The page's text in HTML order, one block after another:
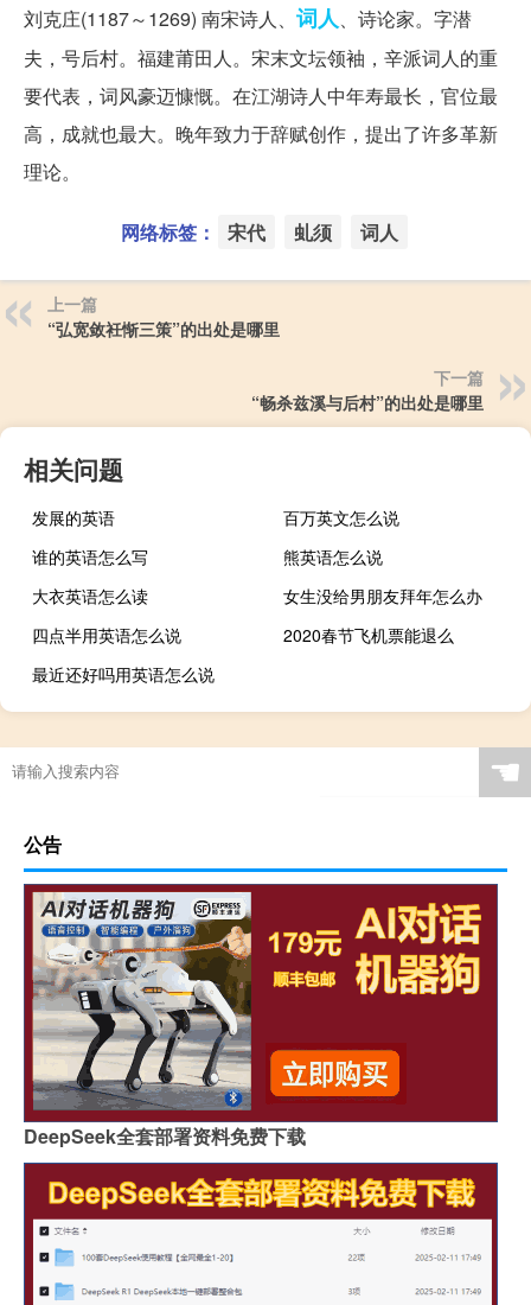
刘克庄(1187～1269) 南宋诗人、 词人、诗论家。字潜
夫，号后村。福建莆田人。宋末文坛领袖，辛派词人的重
要代表，词风豪迈慷慨。在江湖诗人中年寿最长，官位最
高，成就也最大。晚年致力于辞赋创作，提出了许多革新
理论。
网络标签： 宋代 虬须 词人
上一篇
“弘宽敛衽惭三策”的出处是哪里
下一篇
“畅杀兹溪与后村”的出处是哪里
相关问题
发展的英语
百万英文怎么说
谁的英语怎么写
熊英语怎么说
大衣英语怎么读
女生没给男朋友拜年怎么办
四点半用英语怎么说
2020春节飞机票能退么
最近还好吗用英语怎么说
☚
公告
DeepSeek全套部署资料免费下载